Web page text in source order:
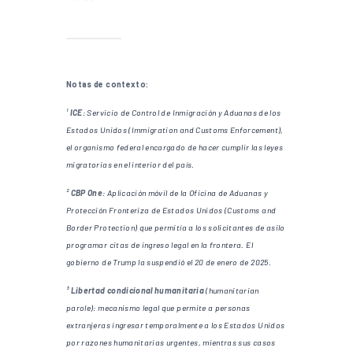
Notas de contexto:
¹ICE: Servicio de Control de Inmigración y Aduanas de los
Estados Unidos (Immigration and Customs Enforcement),
el organismo federal encargado de hacer cumplir las leyes
migratorias en el interior del país.
²CBP One: Aplicación móvil de la Oficina de Aduanas y
Protección Fronteriza de Estados Unidos (Customs and
Border Protection) que permitía a los solicitantes de asilo
programar citas de ingreso legal en la frontera. El
gobierno de Trump la suspendió el 20 de enero de 2025.
³Libertad condicional humanitaria(humanitarian
parole): mecanismo legal que permite a personas
extranjeras ingresar temporalmente a los Estados Unidos
por razones humanitarias urgentes, mientras sus casos